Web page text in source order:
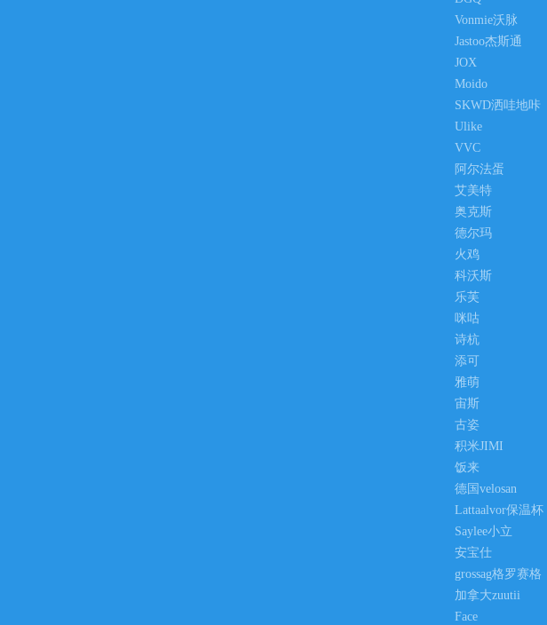
Vonmie沃脉
Jastoo杰斯通
JOX
Moido
SKWD洒哇地咔
Ulike
VVC
阿尔法蛋
艾美特
奥克斯
德尔玛
火鸡
科沃斯
乐芙
咪咕
诗杭
添可
雅萌
宙斯
古姿
积米JIMI
饭来
德国velosan
Lattaalvor保温杯
Saylee小立
安宝仕
grossag格罗赛格
加拿大zuutii
Face